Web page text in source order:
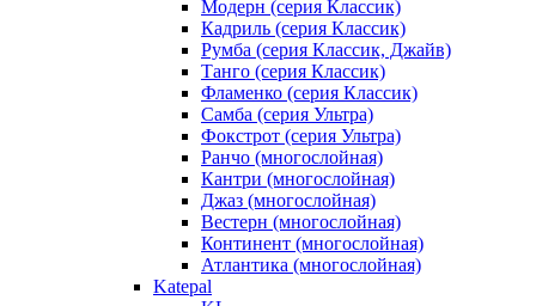
Модерн (серия Классик)
Кадриль (серия Классик)
Румба (серия Классик, Джайв)
Танго (серия Классик)
Фламенко (серия Классик)
Самба (серия Ультра)
Фокстрот (серия Ультра)
Ранчо (многослойная)
Кантри (многослойная)
Джаз (многослойная)
Вестерн (многослойная)
Континент (многослойная)
Атлантика (многослойная)
Katepal